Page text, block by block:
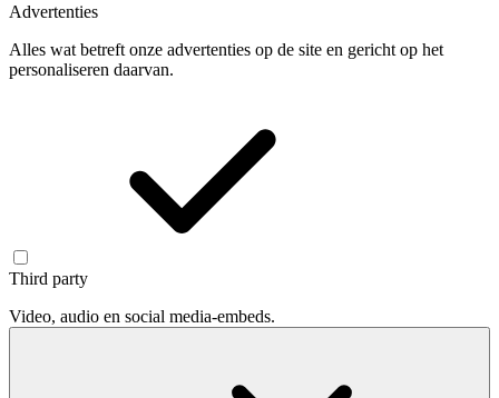
Advertenties
Alles wat betreft onze advertenties op de site en gericht op het
personaliseren daarvan.
Third party
Video, audio en social media-embeds.